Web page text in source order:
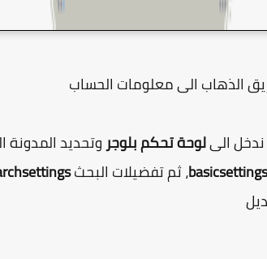
الذهاب الى معلومات الحساب
الىلوحة تحكم بلوجر
basicsettings، ثم تفضيلات البحث